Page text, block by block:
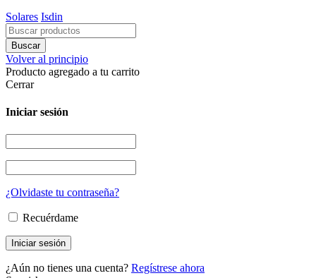
Solares Isdin
Volver al principio
Producto agregado a tu carrito
Cerrar
Iniciar sesión
¿Olvidaste tu contraseña?
Recuérdame
¿Aún no tienes una cuenta? Regístrese ahora